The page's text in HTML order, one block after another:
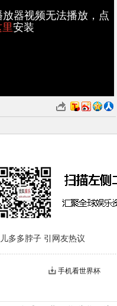
器视频无法播放，点
安装
多多脖子 引网友热议
手机看世界杯